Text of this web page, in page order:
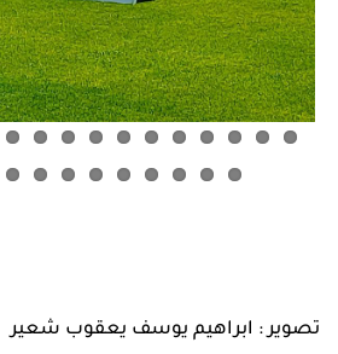
تصوير : ابراهيم يوسف يعقوب شعير